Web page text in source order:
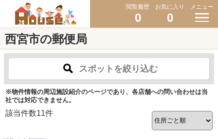
閲覧履歴
0
お気に入り
0
メニュー
西宮市の郵便局
スポットを絞り込む
※物件情報の周辺施設紹介のページであり、各店舗への問い合わせは当
社では対応できません。
該当件数11件